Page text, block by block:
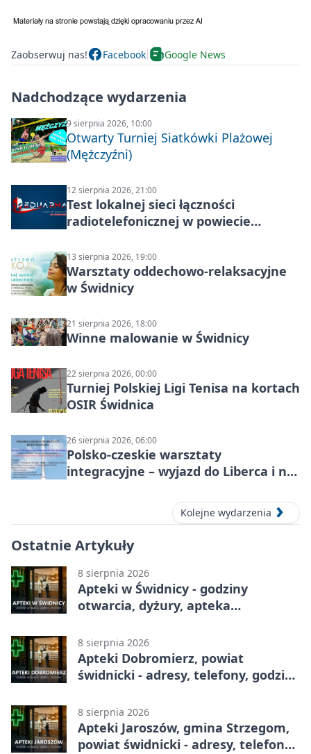
Zaobserwuj nas! Facebook Google News
Nadchodzące wydarzenia
9 sierpnia 2026, 10:00
Otwarty Turniej Siatkówki Plażowej
(Mężczyźni)
12 sierpnia 2026, 21:00
Test lokalnej sieci łączności
radiotelefonicznej w powiecie
13 sierpnia 2026, 19:00
Warsztaty oddechowo-relaksacyjne
w Świdnicy
21 sierpnia 2026, 18:00
Winne malowanie w Świdnicy
22 sierpnia 2026, 00:00
Turniej Polskiej Ligi Tenisa na kortach
OSIR Świdnica
26 sierpnia 2026, 06:00
Polsko-czeskie warsztaty
integracyjne – wyjazd do Liberca i na
Kolejne wydarzenia
Ostatnie Artykuły
8 sierpnia 2026
Apteki w Świdnicy - godziny
otwarcia, dyżury, apteka
8 sierpnia 2026
Apteki Dobromierz, powiat
świdnicki - adresy, telefony, godziny
8 sierpnia 2026
Apteki Jaroszów, gmina Strzegom,
powiat świdnicki - adresy, telefony,